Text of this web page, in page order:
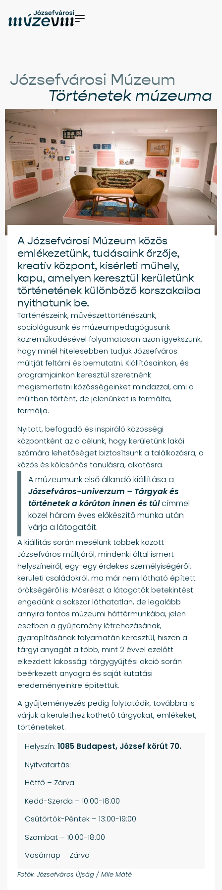
Józsefvárosi Múzeum
Történetek múzeuma
A Józsefvárosi Múzeum közös
emlékezetünk, tudásaink őrzője,
kreatív központ, kísérleti műhely,
kapu, amelyen keresztül kerületünk
történetének különböző korszakaiba
nyithatunk be.
Történészeink, művészettörténészünk,
sociológusunk és múzeumpedagógusunk
közreműködésével folyamatosan azon igyekszünk,
hogy minél hitelesebben tudjuk Józsefváros
múltját feltárni és bemutatni. Kiállításainkon, és
programjainkon keresztül szeretnénk
megismertetni közösségeinket mindazzal, ami a
múltban történt, de jelenünket is formálta,
formálja.
Nyitott, befogadó és inspiráló közösségi
központként az a célunk, hogy kerületünk lakói
számára lehetőséget biztosítsunk a találkozásra, a
közös és kölcsönös tanulásra, alkotásra.
A múzeumunk első állandó kiállítása a
Józsefváros-univerzum – Tárgyak és
történetek a körúton innen és túlcímmel
közel három éves előkészítő munka után
várja a látogatóit.
A kiállítás során mesélünk többek között
Józsefváros múltjáról, mindenki által ismert
helyszíneiről, egy-egy érdekes személyiségéről,
kerületi családokról, ma már nem látható épített
örökségéről is. Másrészt a látogatók betekintést
engedünk a sokszor láthatatlan, de legalább
annyira fontos múzeumi háttérmunkába, jelen
esetben a gyűjtemény létrehozásának,
gyarapításának folyamatán keresztül, hiszen a
tárgyi anyagát a több, mint 2 évvel ezelőtt
elkezdett lakossági tárgygyűjtési akció során
beérkezett anyagra és saját kutatási
eredeményeinkre építettük.
A gyűjteményezés pedig folytatódik, továbbra is
várjuk a kerülethez köthető tárgyakat, emlékeket,
történeteket.
Helyszín: 1085 Budapest, József körút 70.
Nyitvatartás:
Hétfő – Zárva
Kedd-Szerda – 10:00-18:00
Csütörtök-Péntek – 13:00-19:00
Szombat – 10:00-18:00
Vasárnap – Zárva
Fotók: Józsefváros Újság / Mile Máté